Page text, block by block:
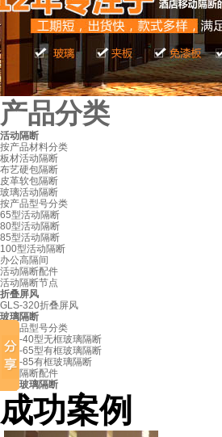
产品分类
活动隔断
按产品材料分类
板材活动隔断
布艺硬包隔断
皮革软包隔断
玻璃活动隔断
按产品型号分类
65型活动隔断
80型活动隔断
85型活动隔断
100型活动隔断
办公高隔间
活动隔断配件
活动隔断节点
折叠屏风
GLS-320折叠屏风
玻璃隔断
按产品型号分类
GLS-40型无框玻璃隔断
GLS-65型有框玻璃隔断
GLS-85有框玻璃隔断
玻璃隔断配件
固定玻璃隔断
成功案例
上海新玉屏会所